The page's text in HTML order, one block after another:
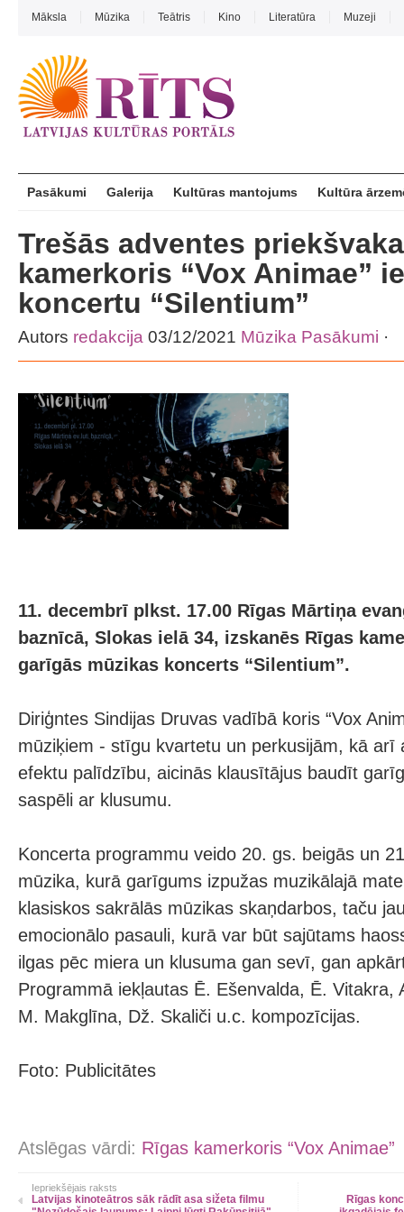
Māksla Mūzika Teātris Kino Literatūra Muzeji
Pasākumi Galerija Kultūras mantojums Kultūra
Trešās adventes
kamerkoris “Vox Animae”
koncertu “Silentium”
Autors redakcija 03/12/2021 Mūzika Pasākumi ·
11. decembrī plkst. 17.00 Rīgas Mārtiņa
baznīcā, Slokas ielā 34, izskanēs Rīgas
garīgās mūzikas koncerts “Silentium”.
Diriģntes Sindijas Druvas vadībā koris “Vox
mūziķiem - stīgu kvartetu un perkusijām, kā arī
efektu palīdzību, aicinās klausītājus baudīt
saspēli ar klusumu.
Koncerta programmu veido 20. gs. beigās un
mūzika, kurā garīgums izpužas muzikālajā
klasiskos sakrālās mūzikas skaņdarbos, taču
emocionālo pasauli, kurā var būt sajūtams
ilgas pēc miera un klusuma gan sevī, gan
Programmā iekļautas Ē. Ešenvalda, Ē. Vitakra,
M. Makglīna, Dž. Skaliči u.c. kompozīcijas.
Foto: Publicitātes
Atslēgas vārdi: Rīgas kamerkoris “Vox Animae”
Iepriekšējais raksts
Latvijas kinoteātros sāk rādīt asa sižeta filmu
Rīgas